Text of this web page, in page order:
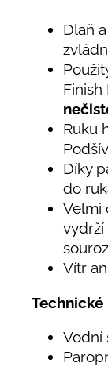
Dlaň
Finish
Ruku
Díky
do
Velmi
vydrží
Vítr
Vodní